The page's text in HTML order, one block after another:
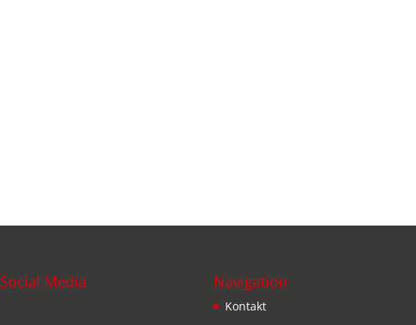
Social Media Navigation
Kontakt